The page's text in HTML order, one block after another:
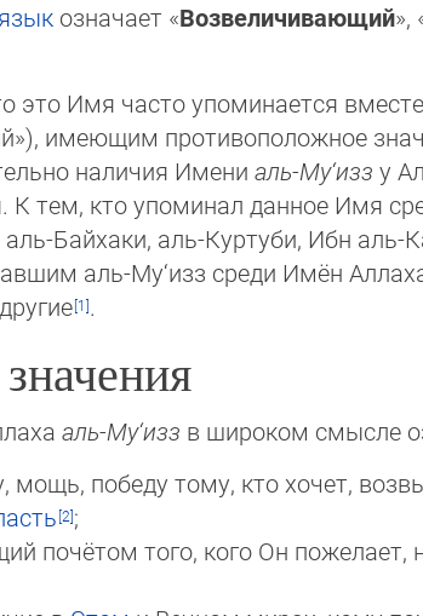
означает «Возвеличивающий»,
это Имя часто упоминается
имеющим противоположное
наличия Имени аль-Му‘изз у
К тем, кто упоминал данное Имя
Байхаки, аль-Куртуби, Ибн аль-
аль-Му‘изз среди Имён
.
аль-Му‘изз в широком смысле
мощь, победу тому, кто хочет,
;
почётом того, кого Он пожелает,